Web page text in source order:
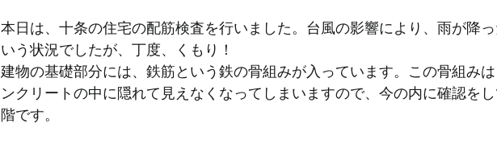
本日は、十条の住宅の配筋検査を行いました。台風の影響により、雨が降
いう状況でしたが、丁度、くもり！
建物の基礎部分には、鉄筋という鉄の骨組みが入っています。この骨組み
ンクリートの中に隠れて見えなくなってしまいますので、今の内に確認を
階です。